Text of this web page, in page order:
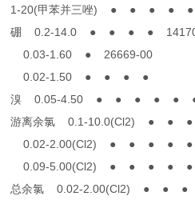
1-20(甲苯并三唑) ● ● ● ● ●
硼 0.2-14.0 ● ● ● ●
0.03-1.60 ● 26669-00
0.02-1.50 ● ● ● ●
溴 0.05-4.50 ● ● ● ● ● ●
游离余氯 0.1-10.0(Cl2) ● ●
0.02-2.00(Cl2) ● ● ● ● ●
0.09-5.00(Cl2) ● ● ● ● ●
总余氯 0.02-2.00(Cl2) ● ●